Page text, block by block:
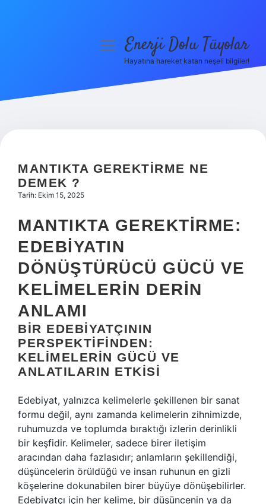
Hakkımızda
menüyüEnerji Dolu Tüyolar
Hayatına hareket katan neşeli bilgiler!
MANTIKTA GEREKTIRME NE
DEMEK ?
Tarih: Ekim 15, 2025
MANTIKTA GEREKTIRME:
EDEBIYATIN
DÖNÜŞTÜRÜCÜ GÜCÜ VE
KELIMELERIN DERIN
ANLAMI
BIR EDEBIYATÇININ
PERSPEKTIFINDEN:
KELIMELERIN GÜCÜ VE
ANLATILARIN ETKISI
Edebiyat, yalnızca kelimelerle şekillenen bir sanat
formu değil, aynı zamanda kelimelerin zihnimizde,
ruhumuzda ve toplumda bıraktığı izlerin derinlikli
bir keşfidir. Kelimeler, sadece birer iletişim
aracından daha fazlasıdır; anlamların şekillendiği,
düşüncelerin örüldüğü ve insan ruhunun en gizli
köşelerine dokunabilen birer büyüye dönüşebilirler.
Edebiyatçı için her kelime, bir düşüncenin ya da